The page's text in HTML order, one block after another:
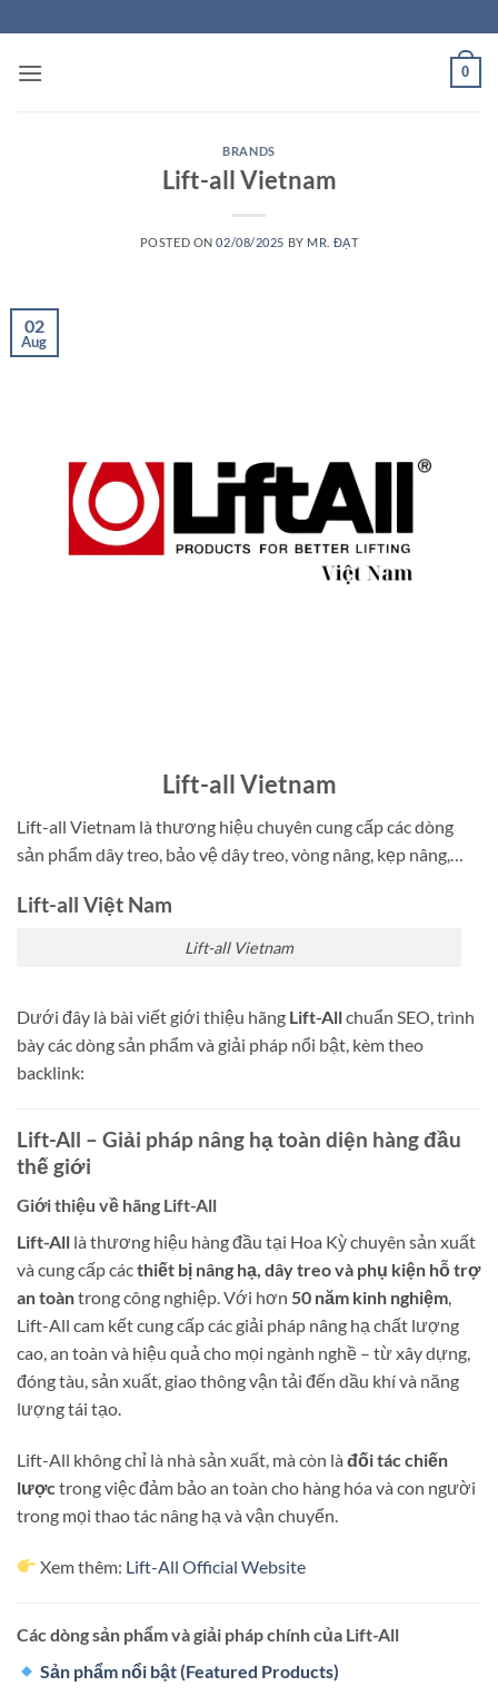
to
content
0
BRANDS
Lift-all Vietnam
POSTED ON02/08/2025 BY MR. ĐẠT
02
Aug
Lift-all Vietnam
Lift-all Vietnam là thương hiệu chuyên cung cấp các dòng
sản phẩm dây treo, bảo vệ dây treo, vòng nâng, kẹp nâng,…
Lift-all Việt Nam
Lift-all Vietnam
Dưới đây là bài viết giới thiệu hãng Lift-Allchuẩn SEO, trình
bày các dòng sản phẩm và giải pháp nổi bật, kèm theo
backlink:
Lift-All – Giải pháp nâng hạ toàn diện hàng đầu
thế giới
Giới thiệu về hãng Lift-All
Lift-All là thương hiệu hàng đầu tại Hoa Kỳ chuyên sản xuất
và cung cấp cácthiết bị nâng hạ, dây treo và phụ kiện hỗ trợ
an toàntrong công nghiệp. Với hơn 50 năm kinh nghiệm,
Lift-All cam kết cung cấp các giải pháp nâng hạ chất lượng
cao, an toàn và hiệu quả cho mọi ngành nghề – từ xây dựng,
đóng tàu, sản xuất, giao thông vận tải đến dầu khí và năng
lượng tái tạo.
Lift-All không chỉ là nhà sản xuất, mà còn là đối tác chiến
lượctrong việc đảm bảo an toàn cho hàng hóa và con người
trong mọi thao tác nâng hạ và vận chuyển.
Xem thêm: Lift-All Official Website
Các dòng sản phẩm và giải pháp chính của Lift-All
Sản phẩm nổi bật (Featured Products)